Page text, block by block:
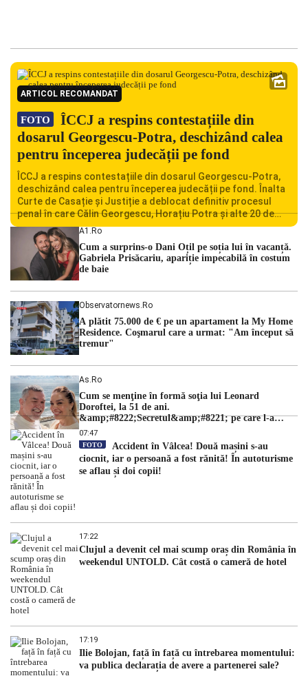
ARTICOL RECOMANDAT
FOTO
ÎCCJ a respins contestațiile din
dosarul Georgescu-Potra, deschizând calea
pentru începerea judecății pe fond
ÎCCJ a respins contestațiile din dosarul Georgescu-Potra,
deschizând calea pentru începerea judecății pe fond. Înalta
Curte de Casație și Justiție a deblocat definitiv procesul
penal în care Călin Georgescu, Horațiu Potra și alte 20 de
persoane sunt acuzați de acțiuni îndreptate împotriva
ordinii constituționale. În ședința din camera preliminară,
judecătorii de la instanța supremă au […]
A1.ro
Cum a surprins-o Dani Oțil pe soția lui în vacanță.
Gabriela Prisăcariu, apariție impecabilă în costum
de baie
Observatornews.ro
A plătit 75.000 de € pe un apartament la My Home
Residence. Coşmarul care a urmat: "Am început să
tremur"
As.ro
Cum se menţine în formă soţia lui Leonard
Doroftei, la 51 de ani.
&amp;#8222;Secretul&amp;#8221; pe care l-a
dezvăluit
07:47
FOTO
Accident în Vâlcea! Două mașini s-au
ciocnit, iar o persoană a fost rănită! În autoturisme
se aflau și doi copii!
17:22
Clujul a devenit cel mai scump oraș din România în
weekendul UNTOLD. Cât costă o cameră de hotel
17:19
Ilie Bolojan, față în față cu întrebarea momentului:
va publica declarația de avere a partenerei sale?